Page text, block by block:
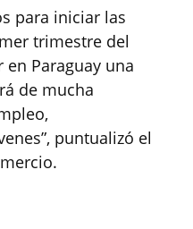
para iniciar las
trimestre del
Paraguay una
de mucha
puntualizó el